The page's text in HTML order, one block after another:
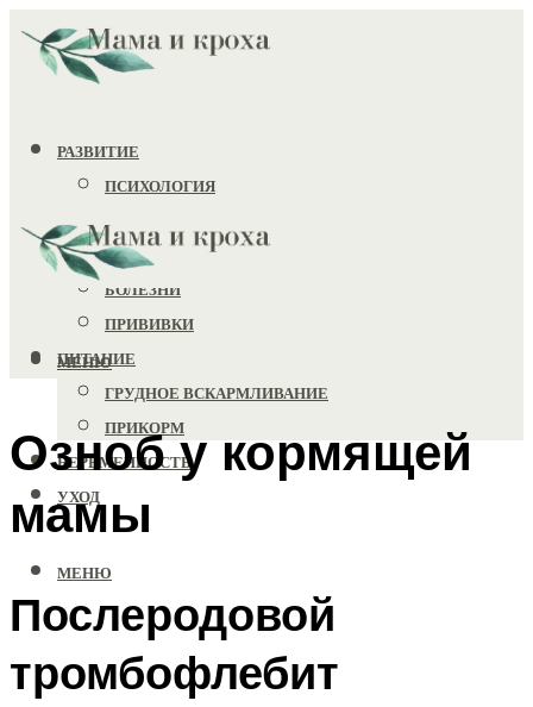
РАЗВИТИЕ
ПСИХОЛОГИЯ
ИГРУШКИ
ЗДОРОВЬЕ
БОЛЕЗНИ
ПРИВИВКИ
ПИТАНИЕ
ГРУДНОЕ ВСКАРМЛИВАНИЕ
ПРИКОРМ
БЕРЕМЕННОСТЬ
УХОД
МЕНЮ
МЕНЮ
Озноб у кормящей
мамы
Послеродовой
тромбофлебит